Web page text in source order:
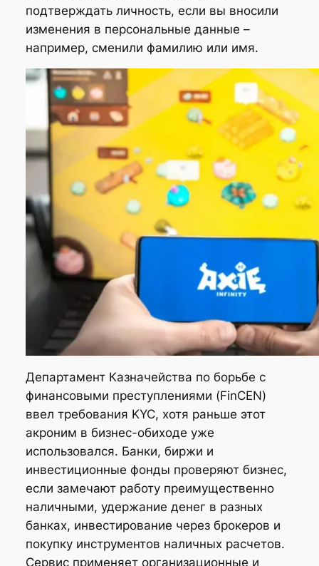
подтверждать личность, если вы вносили
изменения в персональные данные –
например, сменили фамилию или имя.
Департамент Казначейства по борьбе с
финансовыми преступлениями (FinCEN)
ввел требования KYC, хотя раньше этот
акроним в бизнес-обиходе уже
использовался. Банки, биржи и
инвестиционные фонды проверяют бизнес,
если замечают работу преимущественно
наличными, удержание денег в разных
банках, инвестирование через брокеров и
покупку инструментов наличных расчетов.
Сервис применяет организационные и